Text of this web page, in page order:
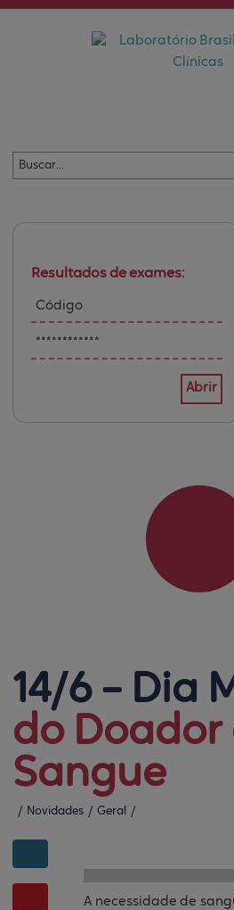
Resultados de exames:
Abrir
do Doador
Sangue
/ Novidades / Geral /
A necessidade de